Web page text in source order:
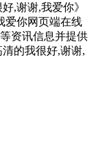
,谢谢,我爱你》
爱你网页端在线
资讯信息并提供
的我很好,谢谢,